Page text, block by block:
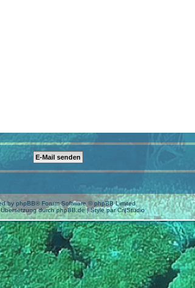
by phpBB® Forum Software © phpBB Limited
durchphpBB.de| Style parCri|Studio